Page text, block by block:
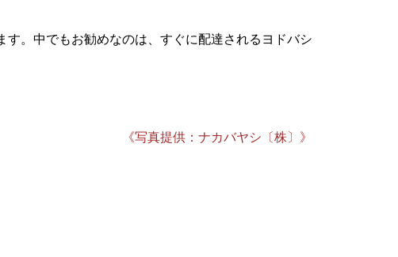
。中でもお勧めなのは、すぐに配達されるヨドバシ
《写真提供：ナカバヤシ〔株〕》